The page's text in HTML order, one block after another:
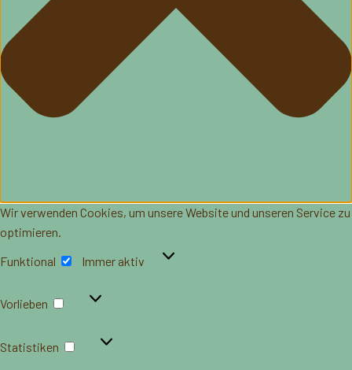
Wir verwenden Cookies, um unsere Website und unseren Service zu
optimieren.
Funktional
Immer aktiv
Vorlieben
Vorlieben
Statistiken
Statistiken